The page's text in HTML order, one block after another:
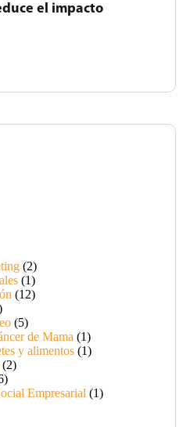
el impacto
(2)
(1)
(12)
(5)
de Mama (1)
y alimentos (1)
(2)
Empresarial (1)